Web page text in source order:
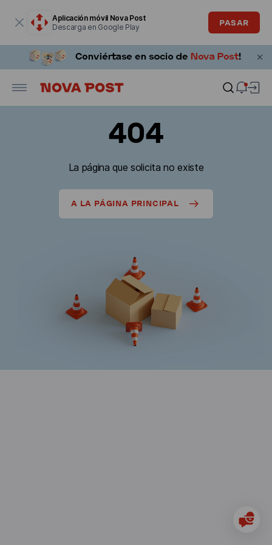
Aplicación móvil Nova Post
Descarga en Google Play
PASAR
404
La página que solicita no existe
A LA PÁGINA PRINCIPAL